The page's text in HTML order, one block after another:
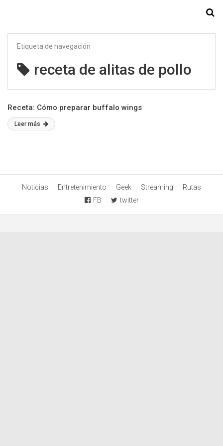
Etiqueta de navegación
receta de alitas de pollo
Receta: Cómo preparar buffalo wings
Leer más
Noticias Entretenimiento Geek Streaming
Rutas
FB
twitter